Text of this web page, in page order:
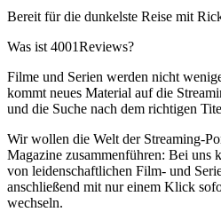
Bereit für die dunkelste Reise mit
Was ist 4001Reviews?
Filme und Serien werden nicht
kommt neues Material auf die
und die Suche nach dem richtigen
Wir wollen die Welt der Streaming-
Magazine zusammenführen: Bei uns
von leidenschaftlichen Film- und
anschließend mit nur einem Klick
wechseln.